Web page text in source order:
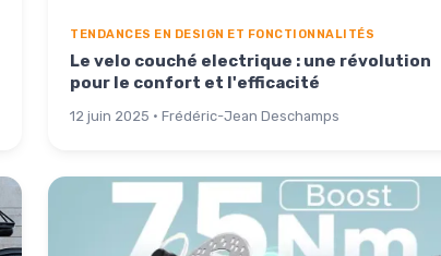
TENDANCES EN DESIGN ET FONCTIONNALITÉS
Le velo couché electrique : une révolution
pour le confort et l'efficacité
12 juin 2025 · Frédéric-Jean Deschamps